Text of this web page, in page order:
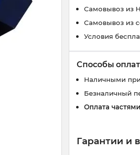
Самовывоз из
Самовывоз из
Условия
Способы
Наличными
Безналичный
Оплата частями
Гарантии и